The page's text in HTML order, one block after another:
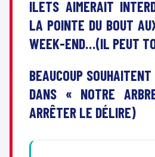
ILETS AIMERAIT
LA POINTE DU BOUT
WEEK-END…(IL PEUT
BEAUCOUP
DANS « NOTRE
ARRÊTER LE DÉLIRE)